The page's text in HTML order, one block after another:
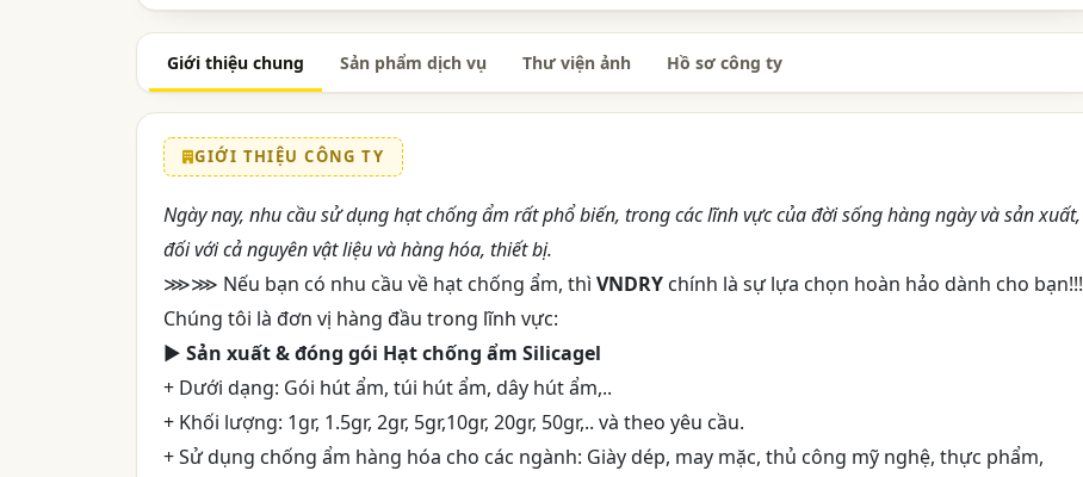
Giới thiệu chung Sản phẩm dịch vụ Thư viện ảnh Hồ sơ công ty
GIỚI THIỆU CÔNG TY
Ngày nay, nhu cầu sử dụng hạt chống ẩm rất phổ biến, trong các lĩnh vực của đời sống hàng ngày và sản xuất,
đối với cả nguyên vật liệu và hàng hóa, thiết bị.
⋙⋙ Nếu bạn có nhu cầu về hạt chống ẩm, thì VNDRY chính là sự lựa chọn hoàn hảo dành cho bạn!!!
Chúng tôi là đơn vị hàng đầu trong lĩnh vực:
► Sản xuất & đóng gói Hạt chống ẩm Silicagel
+ Dưới dạng: Gói hút ẩm, túi hút ẩm, dây hút ẩm,..
+ Khối lượng: 1gr, 1.5gr, 2gr, 5gr,10gr, 20gr, 50gr,.. và theo yêu cầu.
+ Sử dụng chống ẩm hàng hóa cho các ngành: Giày dép, may mặc, thủ công mỹ nghệ, thực phẩm,